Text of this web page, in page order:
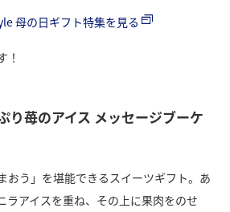
母の日ギフト特集を見る
！
り苺のアイス メッセージブーケ
おう」を堪能できるスイーツギフト。あ
ラアイスを重ね、その上に果肉をのせ